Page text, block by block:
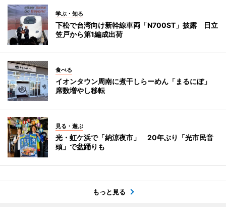
学ぶ・知る
下松で台湾向け新幹線車両「N700ST」披露 日立
笠戸から第1編成出荷
食べる
イオンタウン周南に煮干しらーめん「まるにぼ」
席数増やし移転
見る・遊ぶ
光・虹ケ浜で「納涼夜市」 20年ぶり「光市民音
頭」で盆踊りも
もっと見る